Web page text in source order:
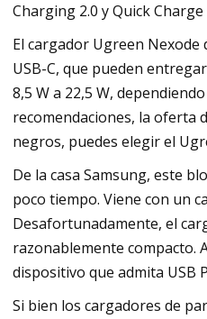
Charging 2.0 y Quick
El cargador Ugreen
USB-C, que pueden
8,5 W a 22,5 W,
recomendaciones, la oferta
negros, puedes elegir el
De la casa Samsung, este
poco tiempo. Viene con un
Desafortunadamente, el
razonablemente compacto.
dispositivo que admita USB
Si bien los cargadores de